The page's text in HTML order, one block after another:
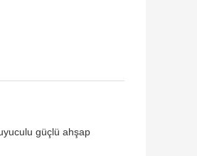
güçlü ahşap